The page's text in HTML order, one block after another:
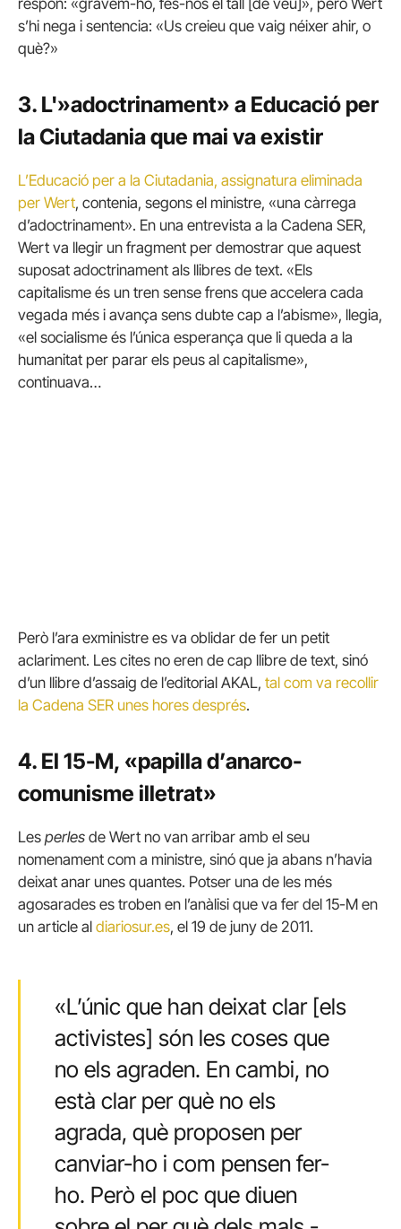
respon: «gravem-ho, fes-nos el tall [de veu]», però Wert
s’hi nega i sentencia: «Us creieu que vaig néixer ahir, o
què?»
3. L'»adoctrinament» a Educació per
la Ciutadania que mai va existir
L’Educació per a la Ciutadania, assignatura eliminada
per Wert, contenia, segons el ministre, «una càrrega
d’adoctrinament». En una entrevista a la Cadena SER,
Wert va llegir un fragment per demostrar que aquest
suposat adoctrinament als llibres de text. «Els
capitalisme és un tren sense frens que accelera cada
vegada més i avança sens dubte cap a l’abisme», llegia,
«el socialisme és l’única esperança que li queda a la
humanitat per parar els peus al capitalisme»,
continuava…
Però l’ara exministre es va oblidar de fer un petit
aclariment. Les cites no eren de cap llibre de text, sinó
d’un llibre d’assaig de l’editorial AKAL, tal com va recollir
la Cadena SER unes hores després.
4. El 15-M, «papilla d’anarco-
comunisme illetrat»
Les perles de Wert no van arribar amb el seu
nomenament com a ministre, sinó que ja abans n’havia
deixat anar unes quantes. Potser una de les més
agosarades es troben en l’anàlisi que va fer del 15-M en
un article al diariosur.es, el 19 de juny de 2011.
«L’únic que han deixat clar [els
activistes] són les coses que
no els agraden. En cambi, no
està clar per què no els
agrada, què proposen per
canviar-ho i com pensen fer-
ho. Però el poc que diuen